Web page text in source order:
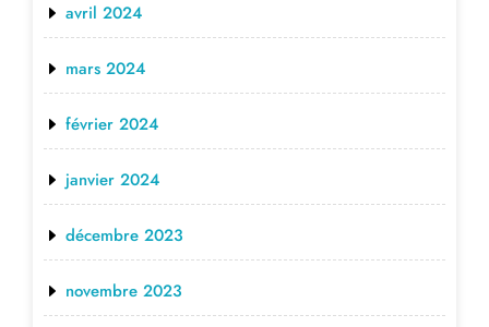
avril 2024
mars 2024
février 2024
janvier 2024
décembre 2023
novembre 2023